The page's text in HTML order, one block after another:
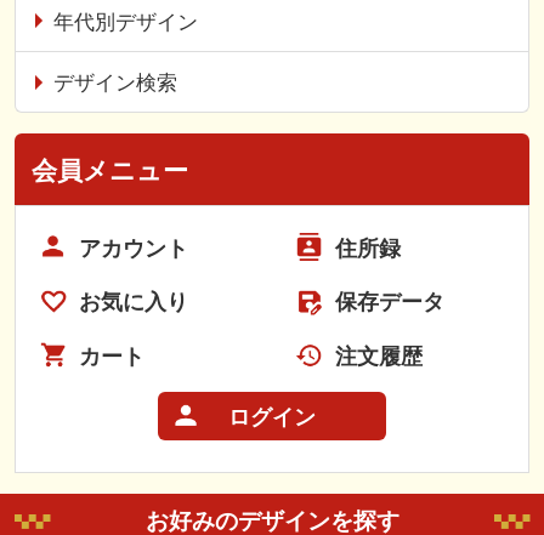
年代別デザイン
デザイン検索
会員メニュー
アカウント 住所録
お気に入り 保存データ
カート 注文履歴
ログイン
お好みのデザインを探す